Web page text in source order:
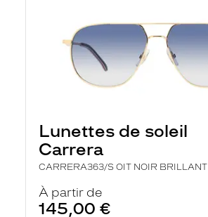
Lunettes de soleil
Carrera
CARRERA363/S OIT NOIR BRILLANT
À partir de
145,00 €